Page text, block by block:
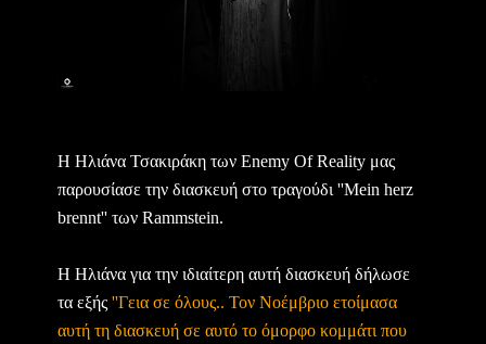
Η Ηλιάνα Τσακιράκη των Enemy Of Reality μας
παρουσίασε την διασκευή στο τραγούδι ''Mein herz
brennt'' των Rammstein.
H Ηλιάνα για την ιδιαίτερη αυτή διασκευή δήλωσε
τα εξής ''Γεια σε όλους.. Τον Νοέμβριο ετοίμασα
αυτή τη διασκευή σε αυτό το όμορφο κομμάτι που